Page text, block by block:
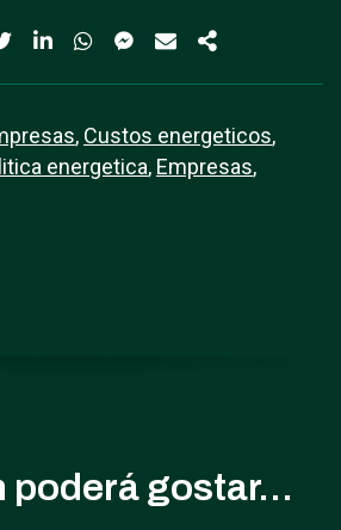
, Custos energeticos,
energetica, Empresas,
poderá gostar...